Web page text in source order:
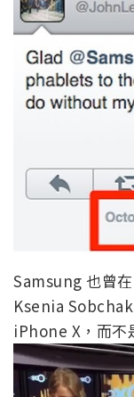
Samsung 也曾在
Ksenia
iPhone X，而不